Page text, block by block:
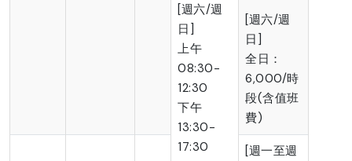
[週六/週
日]
上午
08:30-
12:30
下午
13:30-
17:30
[週六/週
日]
全日：
6,000/時
段(含值班
費)
[週一至週